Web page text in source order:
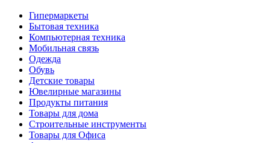
Гипермаркеты
Бытовая техника
Компьютерная техника
Мобильная связь
Одежда
Обувь
Детские товары
Ювелирные магазины
Продукты питания
Товары для дома
Строительные инструменты
Товары для Офиса